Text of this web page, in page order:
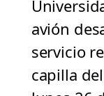
avión
servicio
capilla